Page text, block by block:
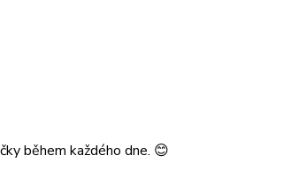
během každého dne. 😊